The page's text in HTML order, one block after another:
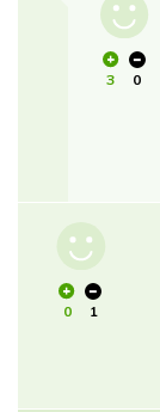
3 0
0 1